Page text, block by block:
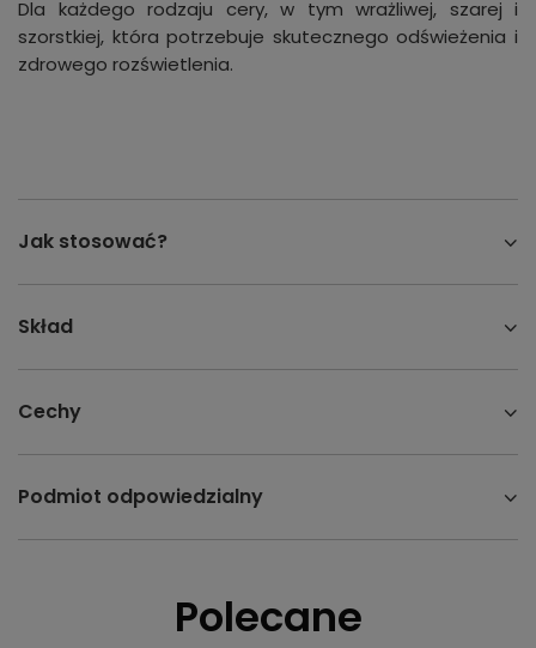
Dla każdego rodzaju cery, w tym wrażliwej, szarej i
szorstkiej, która potrzebuje skutecznego odświeżenia i
zdrowego rozświetlenia.
Jak stosować?
Skład
Cechy
Podmiot odpowiedzialny
Polecane